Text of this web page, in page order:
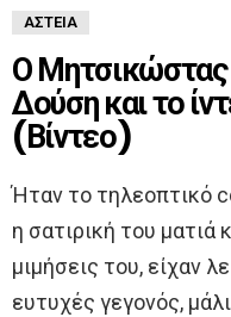
ΑΣΤΕΊΑ
Ο Μητσικώστας
Δούση και το
(Βίντεο)
Ήταν το τηλεοπτικό
η σατιρική του ματιά
μιμήσεις του, είχαν
ευτυχές γεγονός,